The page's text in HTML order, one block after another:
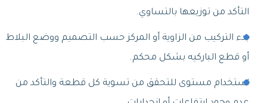
التأكد من توزيعها بالتساوي.
بدء التركيب من الزاوية أو المركز حسب التصميم ووضع البلاط
أو قطع الباركيه بشكل محكم.
استخدام مستوى للتحقق من تسوية كل قطعة والتأكد من